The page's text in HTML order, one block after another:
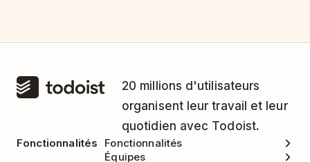
20 millions d'utilisateurs
organisent leur travail et leur
quotidien avec Todoist.
Fonctionnalités
Fonctionnalités
Équipes